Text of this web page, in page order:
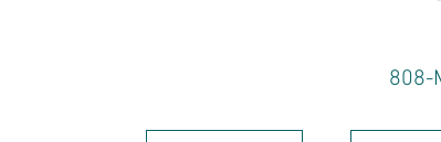
808-